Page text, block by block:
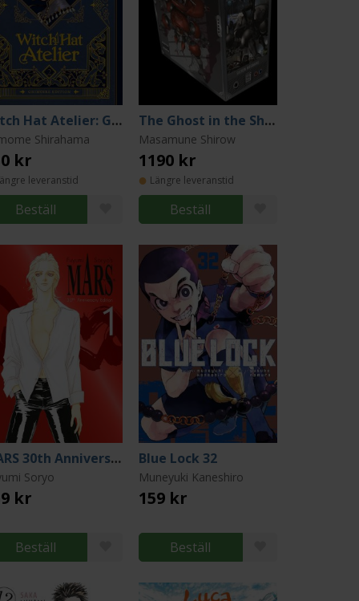
Witch Hat Atelier: Grimoire Edition 2
Shirahama
kr
leveranstid
Beställ
The Ghost in the Shell Legacy Edition Manga Box Set
Masamune Shirow
1190 kr
Längre leveranstid
Beställ
MARS 30th Anniversary Edition 1
Soryo
kr
Beställ
Blue Lock 32
Muneyuki Kaneshiro
159 kr
Beställ